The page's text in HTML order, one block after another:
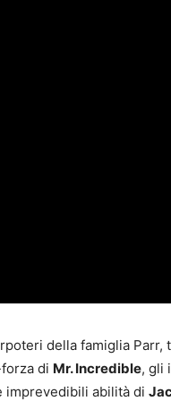
della famiglia Parr,
di Mr. Incredible, gli
imprevedibili abilità di